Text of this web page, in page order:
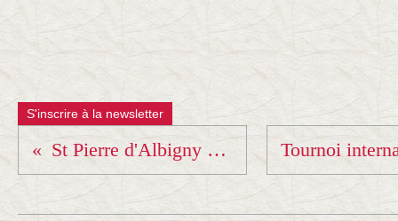
S'inscrire à la newsletter
St Pierre d'Albigny 18 et 19 janvier